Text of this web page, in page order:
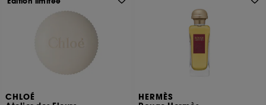
CHLOÉ
HERMÈS